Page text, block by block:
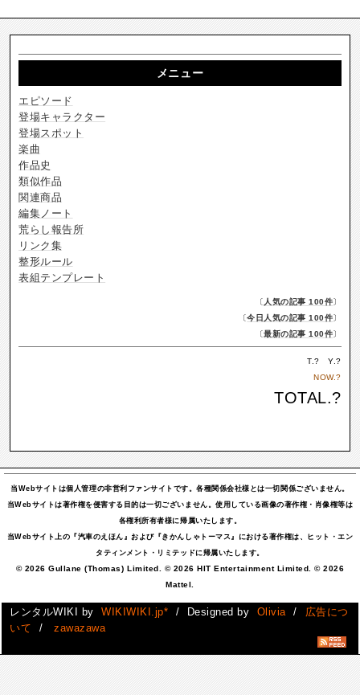
メニュー
エピソード
登場キャラクター
登場スポット
楽曲
作品史
類似作品
関連商品
編集ノート
荒らし報告所
リンク集
整形ルール
表組テンプレート
〔 人気の記事 100件〕
〔今日人気の記事 100件〕
〔最新の記事 100件〕
T.? Y.?
NOW.?
TOTAL.?
当Webサイトは個人管理の非営利ファンサイトです。各種関係会社様とは一切関係ございません。
当Webサイトは著作権を侵害する目的は一切ございません。使用している画像の著作権・肖像権等は
各権利所有者様に帰属いたします。
当Webサイト上の『汽車のえほん』および『きかんしゃトーマス』における著作権は、ヒット・エン
タティンメント・リミテッドに帰属いたします。
© 2026 Gullane (Thomas) Limited. © 2026 HIT Entertainment Limited. © 2026
Mattel.
レンタルWIKI by WIKIWIKI.jp* / Designed by Olivia /
広告につ
いて
/ zawazawa